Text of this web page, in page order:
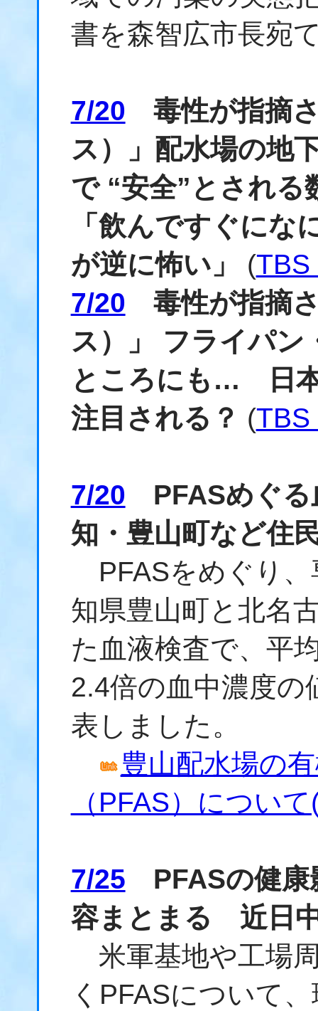
書を森智広市長宛
7/20 毒性が指摘
ス）」配水場の地
で “安全”とされ
「飲んですぐにな
が逆に怖い」 (TBS
7/20 毒性が指摘
ス）」 フライパン
ところにも… 日
注目される？ (TBS
7/20 PFASめぐる
知・豊山町など住
PFASをめぐり、
知県豊山町と北名
た血液検査で、平
2.4倍の血中濃度の
表しました。
豊山配水場の
（PFAS）につい
7/25 PFASの健康
容まとまる 近日
米軍基地や工場
くPFASについて